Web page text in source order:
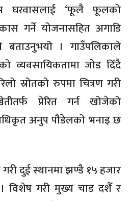
घरवासलाई ‘फूलै फूलको
गर्ने योजनासहित अगाडि
बताउनुभयो । गाउँपलिकाले
व्यवसायिकतामा जोड दिँदै
स्रोतको रुपमा चित्रण गरी
प्रेरित गर्न खोजेको
अनुप पौडेलको भनाइ छ
दुई स्थानमा झण्डै १५ हजार
विशेष गरी मुख्य चाड दशैँ र